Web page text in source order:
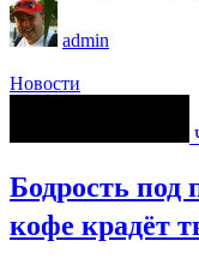
admin
Новости
Бодрость
кофе крадёт